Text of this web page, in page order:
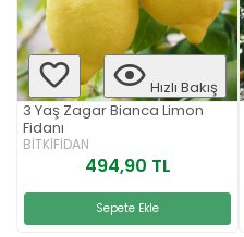
Hızlı Bakış
3 Yaş Zagar Bianca Limon
Fidanı
BİTKİFİDAN
494,90 TL
Sepete Ekle